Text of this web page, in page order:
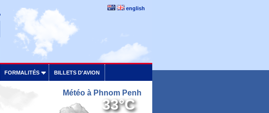
english
FORMALITÉS BILLETS D'AVION
Météo à Phnom Penh
33°C